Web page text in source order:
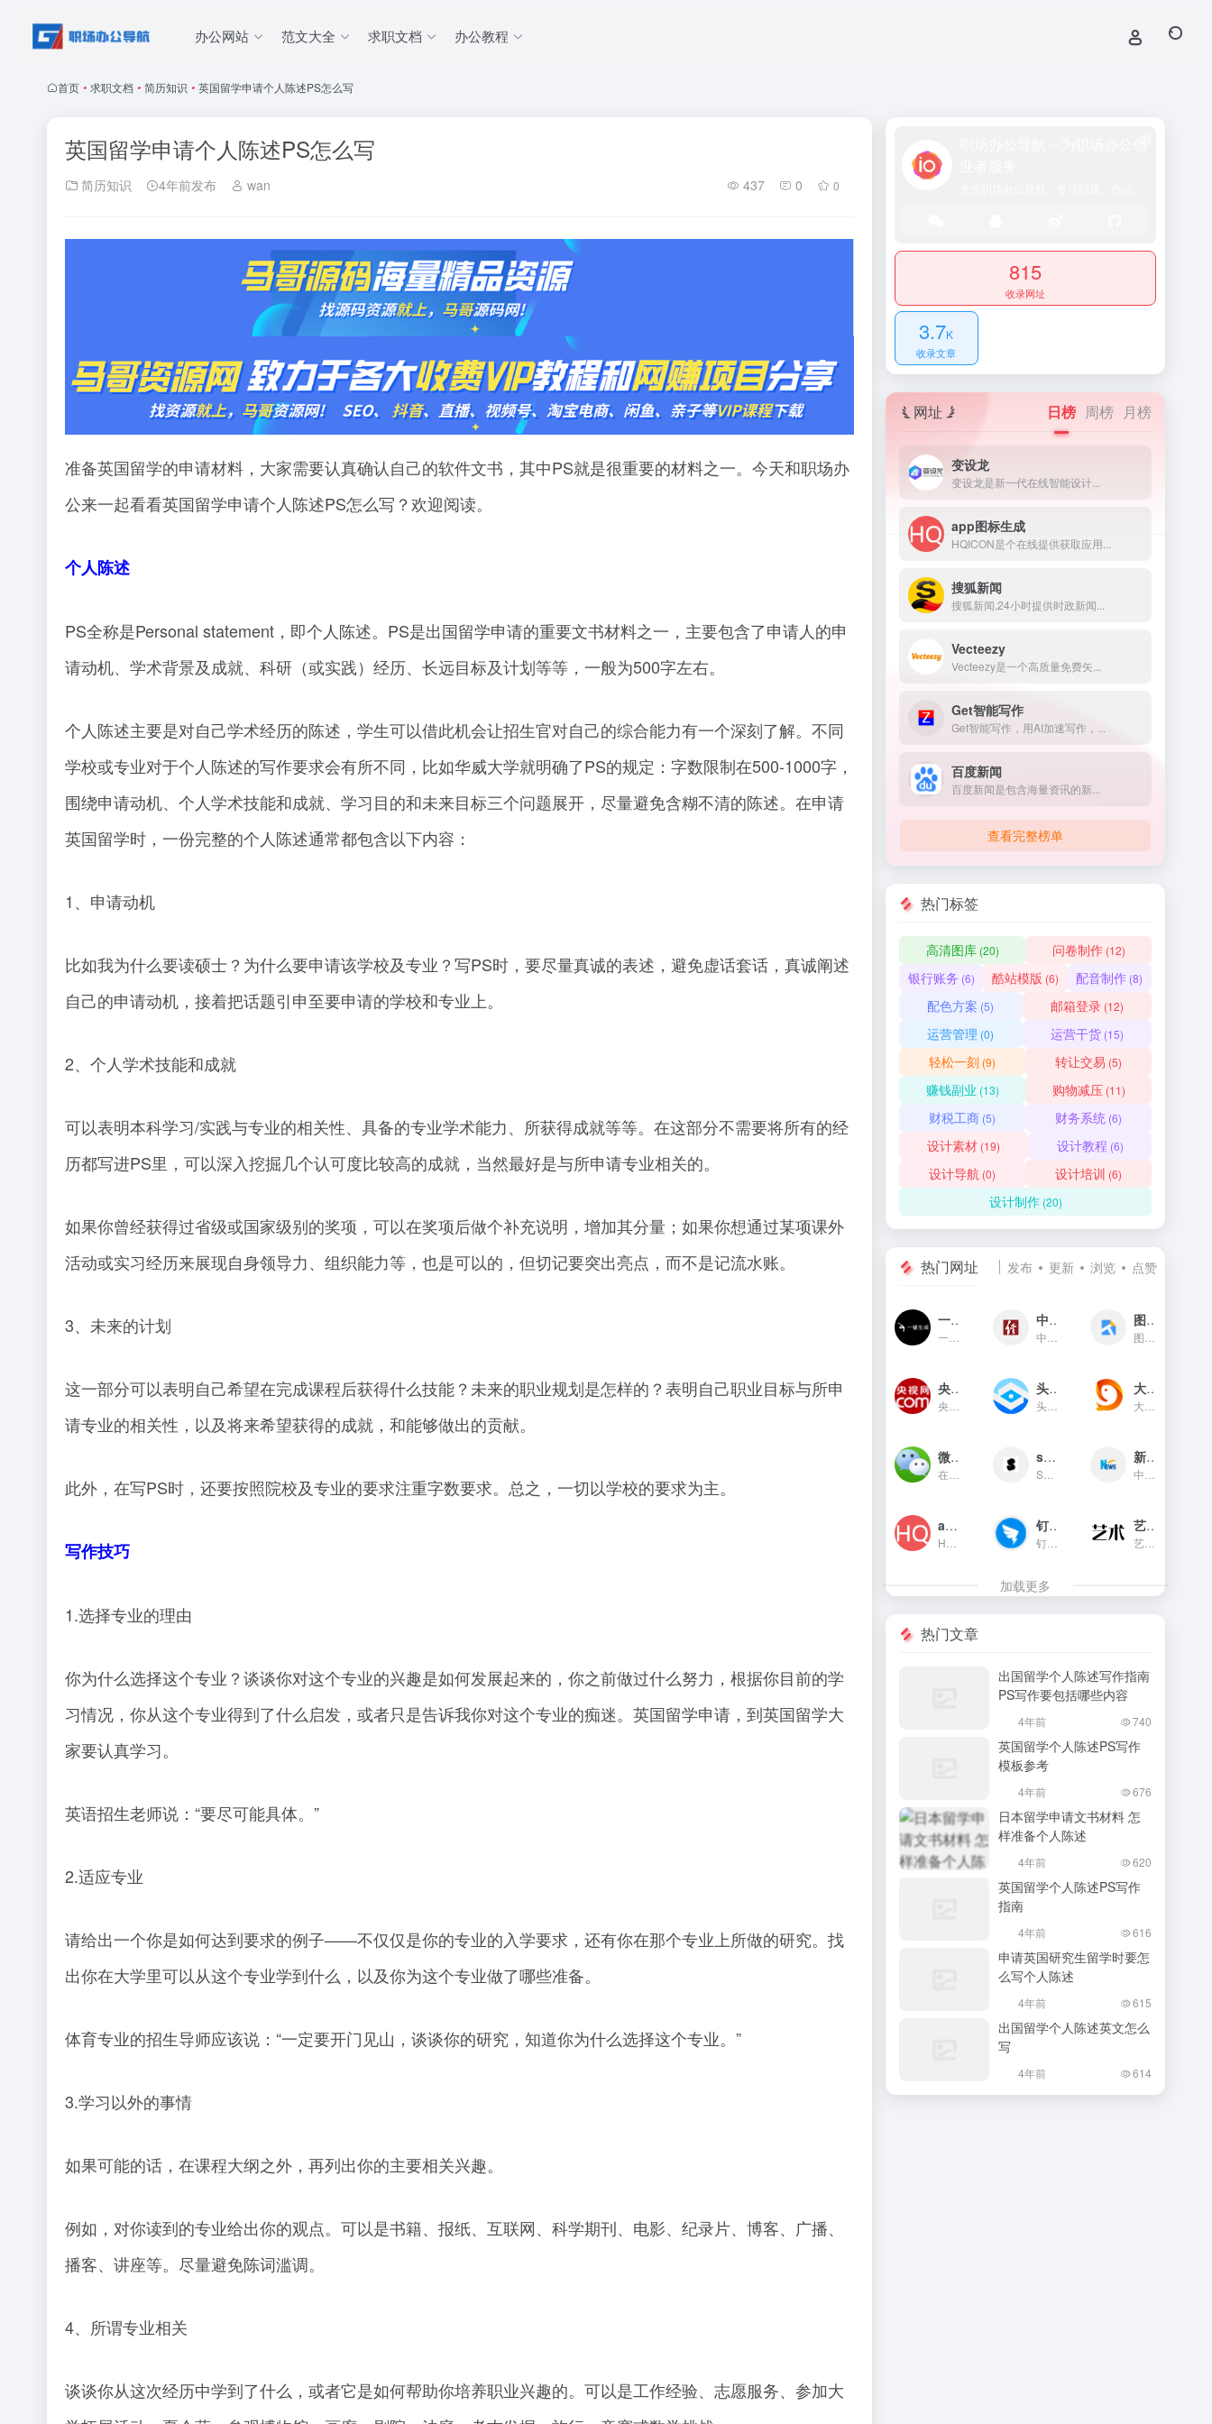
办公网站 范文大全 求职文档 办公教程
首页 • 求职文档 • 简历知识 • 英国留学申请个人陈述PS怎么写
英国留学申请个人陈述PS怎么写
简历知识 4年前发布 wan 437 0 0
准备英国留学的申请材料，大家需要认真确认自己的软件文书，其中PS就是很重要的材料之一。今天和职场办
公来一起看看英国留学申请个人陈述PS怎么写？欢迎阅读。
个人陈述
PS全称是Personal statement，即个人陈述。PS是出国留学申请的重要文书材料之一，主要包含了申请人的申
请动机、学术背景及成就、科研（或实践）经历、长远目标及计划等等，一般为500字左右。
个人陈述主要是对自己学术经历的陈述，学生可以借此机会让招生官对自己的综合能力有一个深刻了解。不同
学校或专业对于个人陈述的写作要求会有所不同，比如华威大学就明确了PS的规定：字数限制在500-1000字，
围绕申请动机、个人学术技能和成就、学习目的和未来目标三个问题展开，尽量避免含糊不清的陈述。在申请
英国留学时，一份完整的个人陈述通常都包含以下内容：
1、申请动机
比如我为什么要读硕士？为什么要申请该学校及专业？写PS时，要尽量真诚的表述，避免虚话套话，真诚阐述
自己的申请动机，接着把话题引申至要申请的学校和专业上。
2、个人学术技能和成就
可以表明本科学习/实践与专业的相关性、具备的专业学术能力、所获得成就等等。在这部分不需要将所有的经
历都写进PS里，可以深入挖掘几个认可度比较高的成就，当然最好是与所申请专业相关的。
如果你曾经获得过省级或国家级别的奖项，可以在奖项后做个补充说明，增加其分量；如果你想通过某项课外
活动或实习经历来展现自身领导力、组织能力等，也是可以的，但切记要突出亮点，而不是记流水账。
3、未来的计划
这一部分可以表明自己希望在完成课程后获得什么技能？未来的职业规划是怎样的？表明自己职业目标与所申
请专业的相关性，以及将来希望获得的成就，和能够做出的贡献。
此外，在写PS时，还要按照院校及专业的要求注重字数要求。总之，一切以学校的要求为主。
写作技巧
1.选择专业的理由
你为什么选择这个专业？谈谈你对这个专业的兴趣是如何发展起来的，你之前做过什么努力，根据你目前的学
习情况，你从这个专业得到了什么启发，或者只是告诉我你对这个专业的痴迷。英国留学申请，到英国留学大
家要认真学习。
英语招生老师说：“要尽可能具体。”
2.适应专业
请给出一个你是如何达到要求的例子——不仅仅是你的专业的入学要求，还有你在那个专业上所做的研究。找
出你在大学里可以从这个专业学到什么，以及你为这个专业做了哪些准备。
体育专业的招生导师应该说：“一定要开门见山，谈谈你的研究，知道你为什么选择这个专业。”
3.学习以外的事情
如果可能的话，在课程大纲之外，再列出你的主要相关兴趣。
例如，对你读到的专业给出你的观点。可以是书籍、报纸、互联网、科学期刊、电影、纪录片、博客、广播、
播客、讲座等。尽量避免陈词滥调。
4、所谓专业相关
谈谈你从这次经历中学到了什么，或者它是如何帮助你培养职业兴趣的。可以是工作经验、志愿服务、参加大
815
收录网址
3.7K
收录文章
网址 日榜 周榜 月榜
变设龙
变设龙是新一代在线智能设计...
app图标生成
HQICON是个在线提供获取应用...
搜狐新闻
搜狐新闻,24小时提供时政新闻...
Vecteezy
Vecteezy是一个高质量免费矢...
Get智能写作
Get智能写作，用AI加速写作，...
百度新闻
百度新闻是包含海量资讯的新...
查看完整榜单
热门标签
高清图库(20) 问卷制作(12)
银行账务 (6) 酷站模版 (6) 配音制作 (8)
配色方案 (5) 邮箱登录(12)
运营管理 (0) 运营干货(15)
轻松一刻 (9) 转让交易 (5)
赚钱副业 (13) 购物减压(11)
财税工商 (5) 财务系统 (6)
设计素材 (19) 设计教程 (6)
设计导航 (0) 设计培训 (6)
设计制作(20)
热门网址 发布 更新 浏览 点赞
一键生成 中国经济网 图贴士
央视网新闻频道(cctv.com) 头条指数
头条指数是今日头条推出的一...
大鱼号官网
微信对话生成器 soogif动图
SOOGIF提供搞笑、表情、美女...
新华网
app图标生成 钉钉官网
钉钉（DingTalk）是中国领先...
艺术字体在线生成器
加载更多
热门文章
出国留学个人陈述写作指南
PS写作要包括哪些内容
4年前 740
英国留学个人陈述PS写作
模板参考
4年前 676
日本留学申请文书材料 怎
样准备个人陈述
4年前 620
英国留学个人陈述PS写作
指南
4年前 616
申请英国研究生留学时要怎
么写个人陈述
4年前 615
出国留学个人陈述英文怎么
写
4年前 614